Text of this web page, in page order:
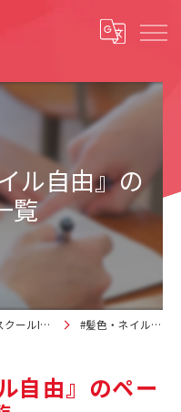
ル自由』の
覧
愛知県名古屋市南区で塾の求人ならスクールIE 笠寺校 #髪色・ネイル自由
自由』のペー